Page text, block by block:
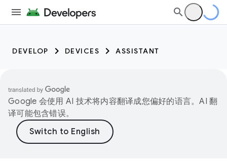
DEVELOP DEVICES ASSISTANT
Google 会使用 AI 技术将内容翻译成您偏好的语言。AI 翻
译可能包含错误。